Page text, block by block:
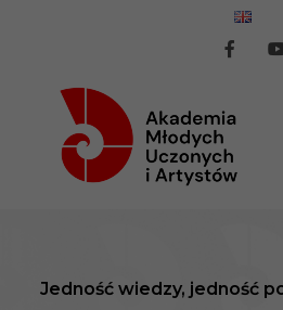
na
Jedność wiedzy, jedność